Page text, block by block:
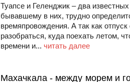
Туапсе и Геленджик – два
бывавшему в них, трудно
времяпровождения. А так как
разобраться, куда поехать летом,
времени и... читать далее
Махачкала - между морем и